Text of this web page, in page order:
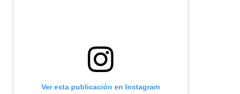
Ver esta publicación en Instagram